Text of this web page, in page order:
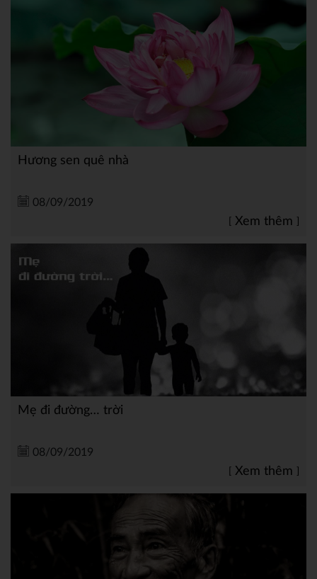
Hương sen quê nhà
08/09/2019
Xem thêm
Mẹ đi đường… trời
08/09/2019
Xem thêm